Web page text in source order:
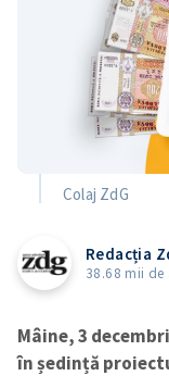
Colaj ZdG
Redacția
38.68 mii
Mâine, 3
în ședință